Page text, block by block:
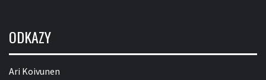
ODKAZY
Ari Koivunen